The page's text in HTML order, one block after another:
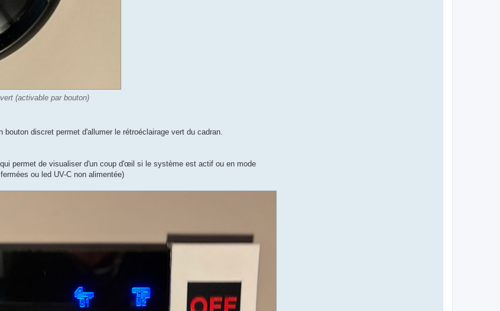
(activable par bouton)
discret permet d'allumer le rétroéclairage vert du cadran.
permet de visualiser d'un coup d'œil si le système est actif ou en mode
ou led UV-C non alimentée)